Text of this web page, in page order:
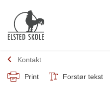
Kontakt
Print Forstør tekst